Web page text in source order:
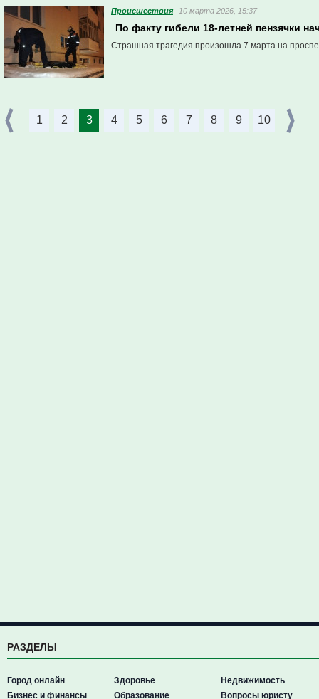
Проиcшествия 10 марта 2026, 15:37
По факту гибели 18-летней пензячки
Страшная трагедия произошла 7 марта на
1 2 3 4 5 6 7 8 9 10
РАЗДЕЛЫ
Город онлайн
Бизнес и финансы
Здоровье
Образование
Недвижимость
Вопросы юристу